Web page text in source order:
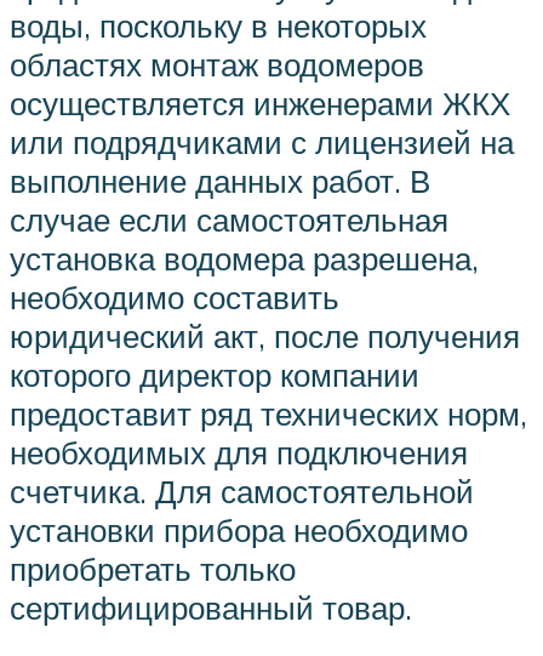
воды, поскольку в некоторых
областях монтаж водомеров
осуществляется инженерами ЖКХ
или подрядчиками с лицензией на
выполнение данных работ. В
случае если самостоятельная
установка водомера разрешена,
необходимо составить
юридический акт, после получения
которого директор компании
предоставит ряд технических норм,
необходимых для подключения
счетчика. Для самостоятельной
установки прибора необходимо
приобретать только
сертифицированный товар.